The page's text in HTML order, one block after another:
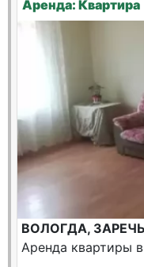
Аренда: Квартира
ВОЛОГДА,
Аренда квартиры